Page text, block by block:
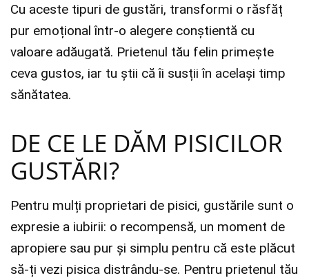
Cu aceste tipuri de gustări, transformi o răsfăț
pur emoțional într-o alegere conștientă cu
valoare adăugată. Prietenul tău felin primește
ceva gustos, iar tu știi că îi susții în același timp
sănătatea.
DE CE LE DĂM PISICILOR
GUSTĂRI?
Pentru mulți proprietari de pisici, gustările sunt o
expresie a iubirii: o recompensă, un moment de
apropiere sau pur și simplu pentru că este plăcut
să-ți vezi pisica distrându-se. Pentru prietenul tău